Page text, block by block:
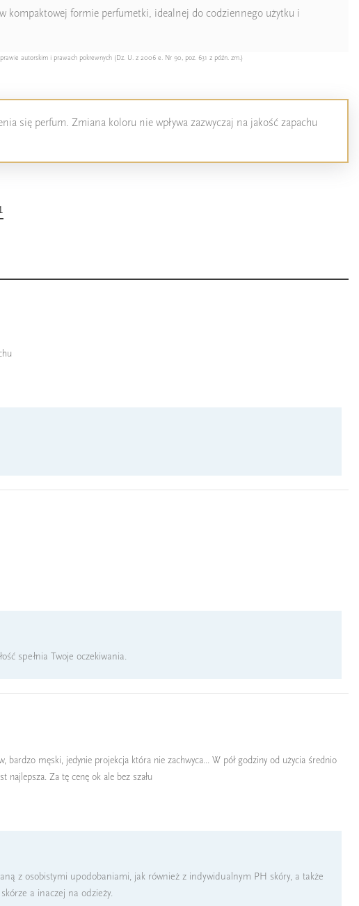
kompaktowej formie perfumetki, idealnej do codziennego użytku i
autorskim i prawach pokrewnych (Dz. U. z 2006 e. Nr 90, poz. 631 z późn. zm.)
się perfum. Zmiana koloru nie wpływa zazwyczaj na jakość zapachu
spełnia Twoje oczekiwania.
bardzo męski, jedynie projekcja która nie zachwyca... W pół godziny od użycia średnio
najlepsza. Za tę cenę ok ale bez szału
z osobistymi upodobaniami, jak również z indywidualnym PH skóry, a także
a inaczej na odzieży.